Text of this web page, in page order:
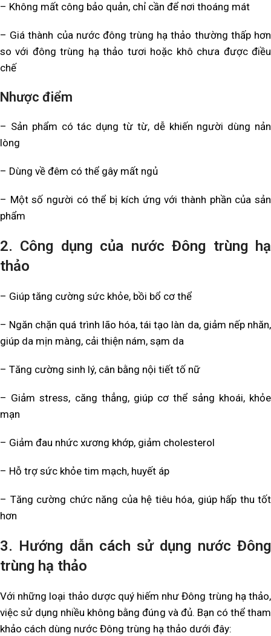
– Không mất công bảo quản, chỉ cần để nơi thoáng mát
– Giá thành của nước đông trùng hạ thảo thường thấp hơn
so với đông trùng hạ thảo tươi hoặc khô chưa được điều
chế
Nhược điểm
– Sản phẩm có tác dụng từ từ, dễ khiến người dùng nản
lòng
– Dùng về đêm có thể gây mất ngủ
– Một số người có thể bị kích ứng với thành phần của sản
phẩm
2. Công dụng của nước Đông trùng hạ
thảo
– Giúp tăng cường sức khỏe, bồi bổ cơ thể
– Ngăn chặn quá trình lão hóa, tái tạo làn da, giảm nếp nhăn,
giúp da mịn màng, cải thiện nám, sạm da
– Tăng cường sinh lý, cân bằng nội tiết tố nữ
– Giảm stress, căng thẳng, giúp cơ thể sảng khoái, khỏe
mạn
– Giảm đau nhức xương khớp, giảm cholesterol
– Hỗ trợ sức khỏe tim mạch, huyết áp
– Tăng cường chức năng của hệ tiêu hóa, giúp hấp thu tốt
hơn
3. Hướng dẫn cách sử dụng nước Đông
trùng hạ thảo
Với những loại thảo dược quý hiếm như Đông trùng hạ thảo,
việc sử dụng nhiều không bằng đúng và đủ. Bạn có thể tham
khảo cách dùng nước Đông trùng hạ thảo dưới đây: